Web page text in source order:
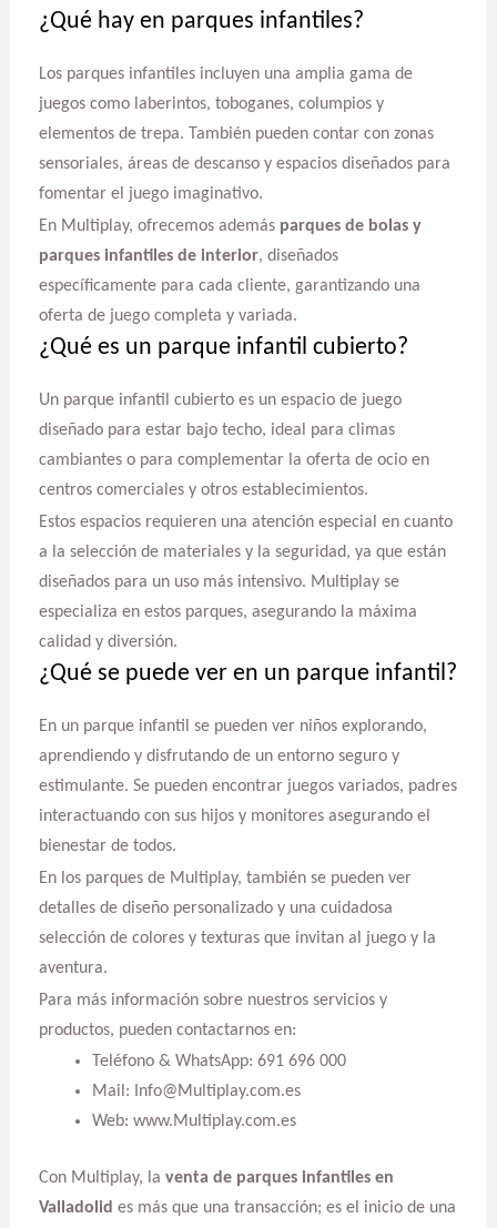
¿Qué hay en parques infantiles?
Los parques infantiles incluyen una amplia gama de
juegos como laberintos, toboganes, columpios y
elementos de trepa. También pueden contar con zonas
sensoriales, áreas de descanso y espacios diseñados para
fomentar el juego imaginativo.
En Multiplay, ofrecemos además parques de bolas y
parques infantiles de interior, diseñados
específicamente para cada cliente, garantizando una
oferta de juego completa y variada.
¿Qué es un parque infantil cubierto?
Un parque infantil cubierto es un espacio de juego
diseñado para estar bajo techo, ideal para climas
cambiantes o para complementar la oferta de ocio en
centros comerciales y otros establecimientos.
Estos espacios requieren una atención especial en cuanto
a la selección de materiales y la seguridad, ya que están
diseñados para un uso más intensivo. Multiplay se
especializa en estos parques, asegurando la máxima
calidad y diversión.
¿Qué se puede ver en un parque infantil?
En un parque infantil se pueden ver niños explorando,
aprendiendo y disfrutando de un entorno seguro y
estimulante. Se pueden encontrar juegos variados, padres
interactuando con sus hijos y monitores asegurando el
bienestar de todos.
En los parques de Multiplay, también se pueden ver
detalles de diseño personalizado y una cuidadosa
selección de colores y texturas que invitan al juego y la
aventura.
Para más información sobre nuestros servicios y
productos, pueden contactarnos en:
Teléfono & WhatsApp: 691 696 000
Mail: Info@Multiplay.com.es
Web: www.Multiplay.com.es
Con Multiplay, la venta de parques infantiles en
Valladolid es más que una transacción; es el inicio de una